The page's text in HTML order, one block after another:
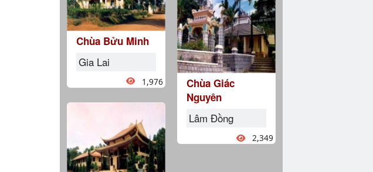
Chùa Bửu Minh
Gia Lai
1,976
Chùa Giác
Nguyên
Lâm Đồng
2,349